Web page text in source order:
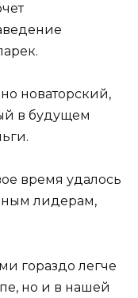
новаторский,
в будущем
время удалось
лидерам,
гораздо легче
но и в нашей